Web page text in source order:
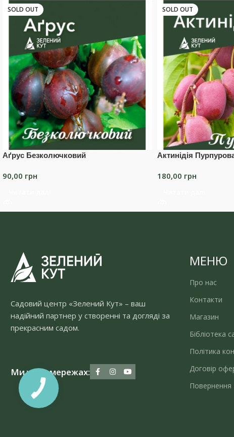
SOLD OUT
Аґрус Безколючковий
90,00 грн
SOLD OUT
Актинідія
180,00 грн
Садовий центр «Зелений Кут» – ваш
надійний партнер у створенні та догляді за
прекрасним садом.
Ми у соцмережах:
МЕНЮ
Про нас
Контакти
Магазин
Бібліотека
Політика
Договір
Повернення